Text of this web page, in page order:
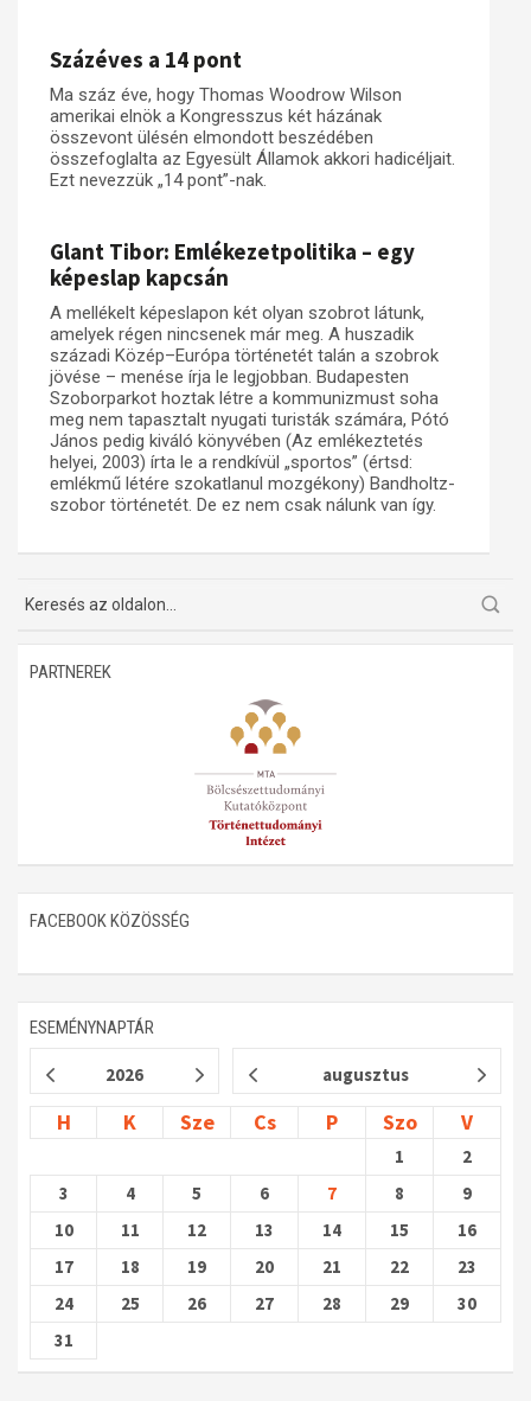
Százéves a 14 pont
Ma száz éve, hogy Thomas Woodrow Wilson
amerikai elnök a Kongresszus két házának
összevont ülésén elmondott beszédében
összefoglalta az Egyesült Államok akkori hadicéljait.
Ezt nevezzük „14 pont”-nak.
Glant Tibor: Emlékezetpolitika – egy
képeslap kapcsán
A mellékelt képeslapon két olyan szobrot látunk,
amelyek régen nincsenek már meg. A huszadik
századi Közép–Európa történetét talán a szobrok
jövése – menése írja le legjobban. Budapesten
Szoborparkot hoztak létre a kommunizmust soha
meg nem tapasztalt nyugati turisták számára, Pótó
János pedig kiváló könyvében (Az emlékeztetés
helyei, 2003) írta le a rendkívül „sportos” (értsd:
emlékmű létére szokatlanul mozgékony) Bandholtz-
szobor történetét. De ez nem csak nálunk van így.
PARTNEREK
FACEBOOK KÖZÖSSÉG
ESEMÉNYNAPTÁR
2026 augusztus
H K Sze Cs P Szo V
1
2
3
4 5 6 7 8
9
10
11 12 13 14 15
16
17
18 19 20 21 22
23
24
25 26 27 28 29
30
31